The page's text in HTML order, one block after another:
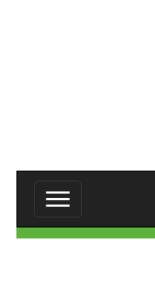
Toggle